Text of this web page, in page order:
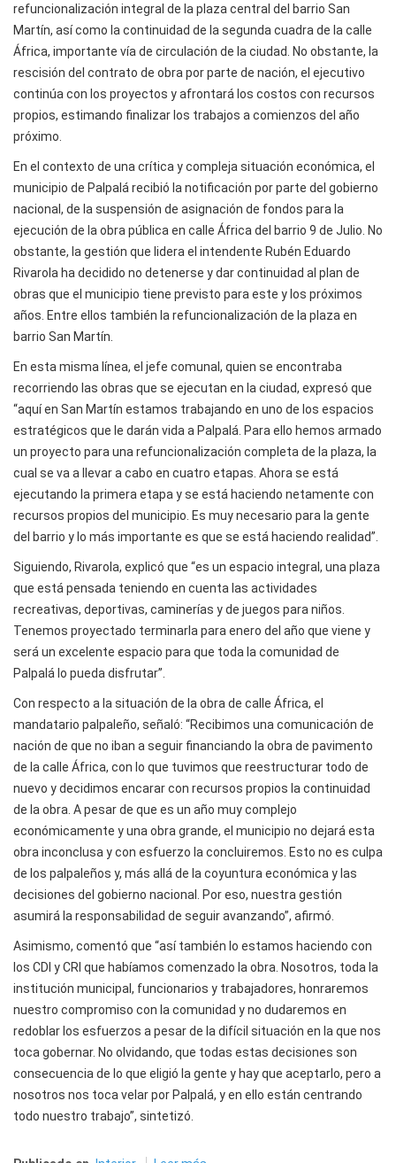
refuncionalización integral de la plaza central del barrio San
Martín, así como la continuidad de la segunda cuadra de la calle
África, importante vía de circulación de la ciudad. No obstante, la
rescisión del contrato de obra por parte de nación, el ejecutivo
continúa con los proyectos y afrontará los costos con recursos
propios, estimando finalizar los trabajos a comienzos del año
próximo.
En el contexto de una crítica y compleja situación económica, el
municipio de Palpalá recibió la notificación por parte del gobierno
nacional, de la suspensión de asignación de fondos para la
ejecución de la obra pública en calle África del barrio 9 de Julio. No
obstante, la gestión que lidera el intendente Rubén Eduardo
Rivarola ha decidido no detenerse y dar continuidad al plan de
obras que el municipio tiene previsto para este y los próximos
años. Entre ellos también la refuncionalización de la plaza en
barrio San Martín.
En esta misma línea, el jefe comunal, quien se encontraba
recorriendo las obras que se ejecutan en la ciudad, expresó que
“aquí en San Martín estamos trabajando en uno de los espacios
estratégicos que le darán vida a Palpalá. Para ello hemos armado
un proyecto para una refuncionalización completa de la plaza, la
cual se va a llevar a cabo en cuatro etapas. Ahora se está
ejecutando la primera etapa y se está haciendo netamente con
recursos propios del municipio. Es muy necesario para la gente
del barrio y lo más importante es que se está haciendo realidad”.
Siguiendo, Rivarola, explicó que “es un espacio integral, una plaza
que está pensada teniendo en cuenta las actividades
recreativas, deportivas, caminerías y de juegos para niños.
Tenemos proyectado terminarla para enero del año que viene y
será un excelente espacio para que toda la comunidad de
Palpalá lo pueda disfrutar”.
Con respecto a la situación de la obra de calle África, el
mandatario palpaleño, señaló: “Recibimos una comunicación de
nación de que no iban a seguir financiando la obra de pavimento
de la calle África, con lo que tuvimos que reestructurar todo de
nuevo y decidimos encarar con recursos propios la continuidad
de la obra. A pesar de que es un año muy complejo
económicamente y una obra grande, el municipio no dejará esta
obra inconclusa y con esfuerzo la concluiremos. Esto no es culpa
de los palpaleños y, más allá de la coyuntura económica y las
decisiones del gobierno nacional. Por eso, nuestra gestión
asumirá la responsabilidad de seguir avanzando”, afirmó.
Asimismo, comentó que “así también lo estamos haciendo con
los CDI y CRI que habíamos comenzado la obra. Nosotros, toda la
institución municipal, funcionarios y trabajadores, honraremos
nuestro compromiso con la comunidad y no dudaremos en
redoblar los esfuerzos a pesar de la difícil situación en la que nos
toca gobernar. No olvidando, que todas estas decisiones son
consecuencia de lo que eligió la gente y hay que aceptarlo, pero a
nosotros nos toca velar por Palpalá, y en ello están centrando
todo nuestro trabajo”, sintetizó.